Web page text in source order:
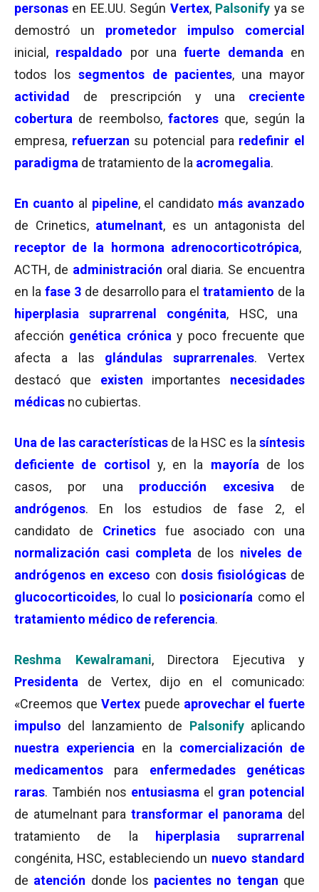
personas en EE.UU. Según Vertex, Palsonify ya se
demostró un prometedor impulso comercial
inicial, respaldado por unafuerte demanda en
todos lossegmentos de pacientes, una mayor
actividad
de prescripción y una creciente
cobertura de reembolso, factores que, según la
empresa, refuerzan su potencial para redefinir el
paradigma de tratamiento de la acromegalia.
En cuanto al pipeline, el candidato más avanzado
de Crinetics, atumelnant, es un antagonista del
receptor de la hormona adrenocorticotrópica,
ACTH, de administración oral diaria. Se encuentra
en la fase 3 de desarrollo para eltratamiento de la
hiperplasia suprarrenal congénita, HSC, una
afección genética crónica y poco frecuente que
afecta a las glándulas suprarrenales. Vertex
destacó que existen importantes necesidades
médicas no cubiertas.
Una de las características de la HSC es la síntesis
deficiente de cortisol
y, en la mayoría de los
casos, por una producción excesiva de
andrógenos. En los estudios de fase 2, el
candidato de Crinetics
fue asociado con una
normalización casi completa de los niveles de
andrógenos en exceso con dosis fisiológicas de
glucocorticoides, lo cual lo posicionaría como el
tratamiento médico de referencia.
Reshma Kewalramani, Directora Ejecutiva y
Presidenta
de Vertex, dijo en el comunicado:
«Creemos queVertex puede aprovechar el fuerte
impulso del lanzamiento de Palsonify aplicando
nuestra experiencia en la comercialización de
medicamentos
para enfermedades genéticas
raras. También nos entusiasma el gran potencial
de atumelnant para transformar el panorama del
tratamiento de la
hiperplasia suprarrenal
congénita, HSC, estableciendo un nuevo standard
de atención donde los pacientes no tengan que